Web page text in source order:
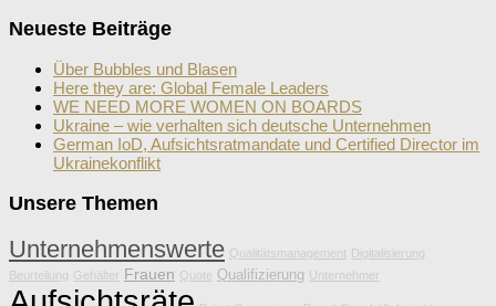
Neueste Beiträge
Über Bubbles und Blasen
Here they are: Global Female Leaders
WE NEED MORE WOMEN ON BOARDS
Ukraine – wie verhalten sich deutsche Unternehmen
German IoD, Aufsichtsratmandate und Certified Director im
Ukrainekonflikt
Unsere Themen
Unternehmenswerte Qualitätsmanagement Digitalisierung
Beurteilung Gehälter Frauen Quote Qualifizierung Unternehmer